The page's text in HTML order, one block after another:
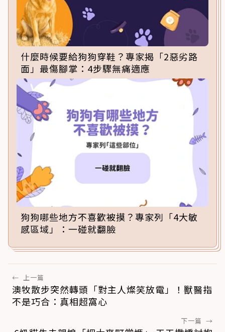
什麼時候要給狗狗穿鞋？專家揭「2惡劣路
面」最傷腳掌：4步驟無痛適應
狗狗哪些地方不喜歡被摸？專家列「4大敏
感區域」：一碰就翻臉
← 上一篇
澳牧散步突然轉頭「對主人燦笑放電」！獸醫指
不是巧合：真相超窩心
下一篇 →